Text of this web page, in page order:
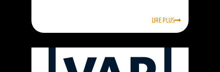
LIRE PLUS